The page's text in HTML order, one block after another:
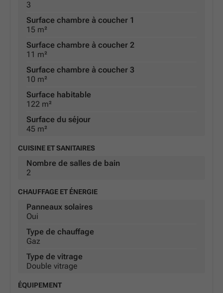
3
Surface chambre à coucher 1
15 m²
Surface chambre à coucher 2
11 m²
Surface chambre à coucher 3
10 m²
Surface habitable
122 m²
Surface du séjour
45 m²
CUISINE ET SANITAIRES
Nombre de salles de bain
2
CHAUFFAGE ET ÉNERGIE
Panneaux solaires
Oui
Type de chauffage
Gaz
Type de vitrage
Double vitrage
ÉQUIPEMENT